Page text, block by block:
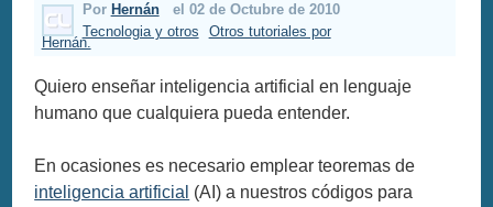
Por Hernán
el 02 de Octubre de 2010
Tecnologia y otros
Otros tutoriales por
Hernán.
Quiero enseñar inteligencia artificial en lenguaje
humano que cualquiera pueda entender.
En ocasiones es necesario emplear teoremas de
inteligencia artificial (AI) a nuestros códigos para